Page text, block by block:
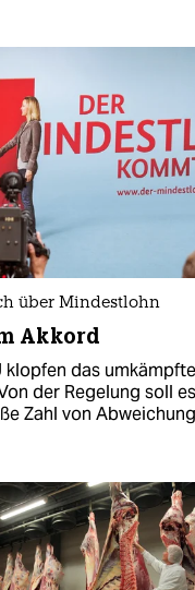
über Mindestlohn
Akkord
klopfen das
der Regelung soll
Zahl von